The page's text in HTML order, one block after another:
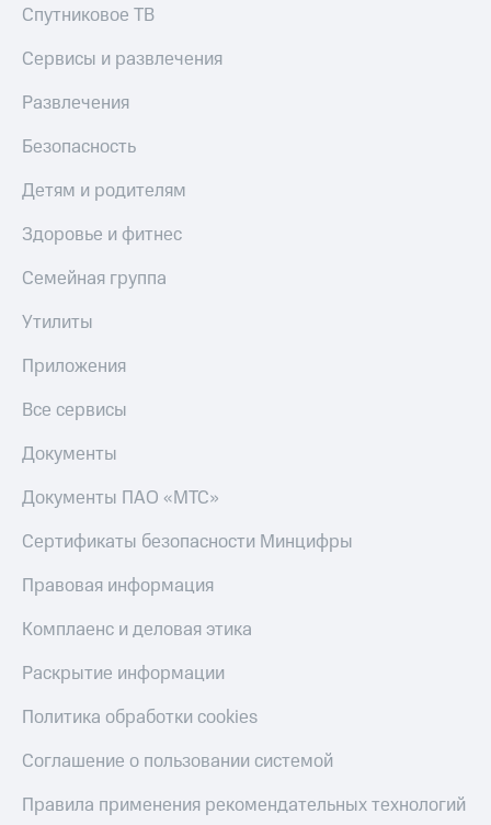
Спутниковое ТВ
Сервисы и развлечения
Развлечения
Безопасность
Детям и родителям
Здоровье и фитнес
Семейная группа
Утилиты
Приложения
Все сервисы
Документы
Документы ПАО «МТС»
Сертификаты безопасности Минцифры
Правовая информация
Комплаенс и деловая этика
Раскрытие информации
Политика обработки cookies
Соглашение о пользовании системой
Правила применения рекомендательных технологий